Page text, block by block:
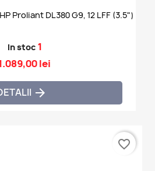
Proliant DL380 G9, 12 LFF (3.5")
In stoc 1
lei

favorite_border